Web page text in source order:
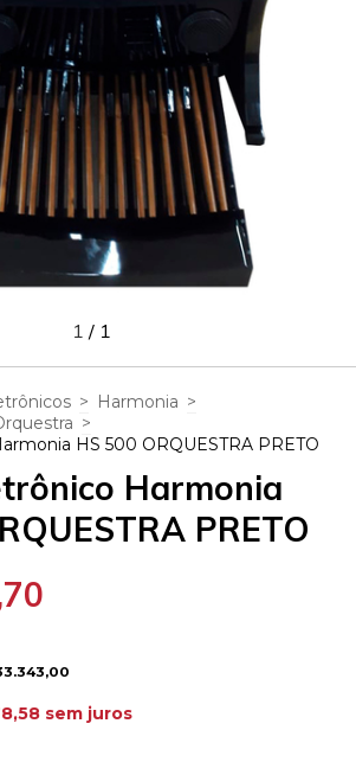
1 / 1
> Harmonia >
>
HS 500 ORQUESTRA PRETO
Harmonia
PRETO
sem juros